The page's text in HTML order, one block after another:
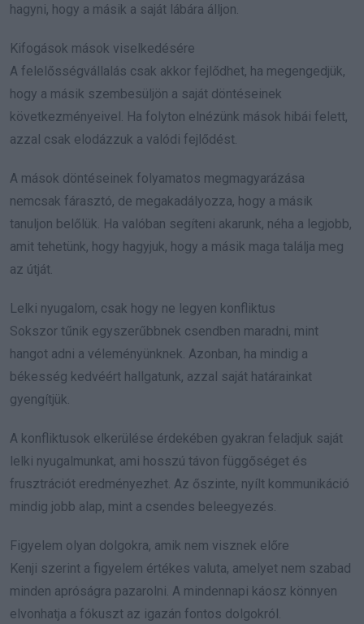
hagyni, hogy a másik a saját lábára álljon.
Kifogások mások viselkedésére
A felelősségvállalás csak akkor fejlődhet, ha megengedjük,
hogy a másik szembesüljön a saját döntéseinek
következményeivel. Ha folyton elnézünk mások hibái felett,
azzal csak elodázzuk a valódi fejlődést.
A mások döntéseinek folyamatos megmagyarázása
nemcsak fárasztó, de megakadályozza, hogy a másik
tanuljon belőlük. Ha valóban segíteni akarunk, néha a legjobb,
amit tehetünk, hogy hagyjuk, hogy a másik maga találja meg
az útját.
Lelki nyugalom, csak hogy ne legyen konfliktus
Sokszor tűnik egyszerűbbnek csendben maradni, mint
hangot adni a véleményünknek. Azonban, ha mindig a
békesség kedvéért hallgatunk, azzal saját határainkat
gyengítjük.
A konfliktusok elkerülése érdekében gyakran feladjuk saját
lelki nyugalmunkat, ami hosszú távon függőséget és
frusztrációt eredményezhet. Az őszinte, nyílt kommunikáció
mindig jobb alap, mint a csendes beleegyezés.
Figyelem olyan dolgokra, amik nem visznek előre
Kenji szerint a figyelem értékes valuta, amelyet nem szabad
minden apróságra pazarolni. A mindennapi káosz könnyen
elvonhatja a fókuszt az igazán fontos dolgokról.